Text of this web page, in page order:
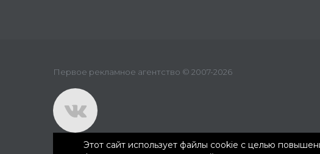
Первое рекламное агентство © 2007-2026
Этот сайт использует файлы cookie с целью